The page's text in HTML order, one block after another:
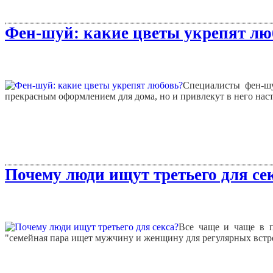
Фен-шуй: какие цветы укрепят
Специалисты фен-
прекрасным оформлением для дома, но и привлекут в него
Почему люди ищут третьего для
Все чаще и чаще в
"семейная пара ищет мужчину и женщину для регулярных